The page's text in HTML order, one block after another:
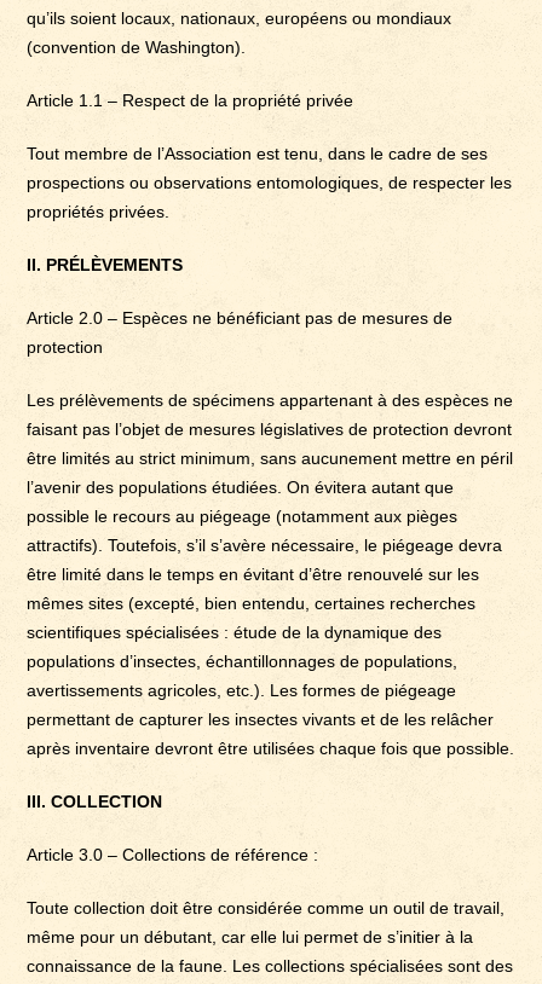
qu’ils soient locaux, nationaux, européens ou mondiaux
(convention de Washington).
Article 1.1 – Respect de la propriété privée
Tout membre de l’Association est tenu, dans le cadre de ses
prospections ou observations entomologiques, de respecter les
propriétés privées.
II. PRÉLÈVEMENTS
Article 2.0 – Espèces ne bénéficiant pas de mesures de
protection
Les prélèvements de spécimens appartenant à des espèces ne
faisant pas l’objet de mesures législatives de protection devront
être limités au strict minimum, sans aucunement mettre en péril
l’avenir des populations étudiées. On évitera autant que
possible le recours au piégeage (notamment aux pièges
attractifs). Toutefois, s’il s’avère nécessaire, le piégeage devra
être limité dans le temps en évitant d’être renouvelé sur les
mêmes sites (excepté, bien entendu, certaines recherches
scientifiques spécialisées : étude de la dynamique des
populations d’insectes, échantillonnages de populations,
avertissements agricoles, etc.). Les formes de piégeage
permettant de capturer les insectes vivants et de les relâcher
après inventaire devront être utilisées chaque fois que possible.
III. COLLECTION
Article 3.0 – Collections de référence :
Toute collection doit être considérée comme un outil de travail,
même pour un débutant, car elle lui permet de s’initier à la
connaissance de la faune. Les collections spécialisées sont des